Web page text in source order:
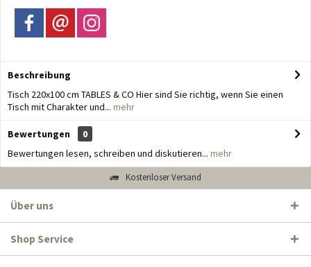
Beschreibung
Tisch 220x100 cm TABLES & CO Hier sind Sie richtig, wenn Sie einen
Tisch mit Charakter und... mehr
Bewertungen
0
Bewertungen lesen, schreiben und diskutieren... mehr
Kostenloser Versand
Über uns
Shop Service